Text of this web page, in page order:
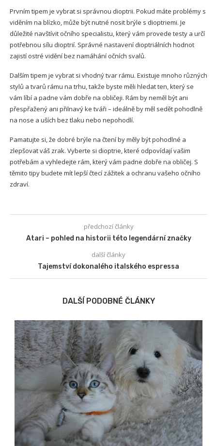
Prvním tipem je vybrat si správnou dioptrii. Pokud máte problémy s
viděním na blízko, může být nutné nosit brýle s dioptriemi. Je
důležité navštívit očního specialistu, který vám provede testy a určí
potřebnou sílu dioptrií. Správné nastavení dioptriálních hodnot
zajistí ostré vidění bez namáhání očních svalů.
Dalším tipem je vybrat si vhodný tvar rámu. Existuje mnoho různých
stylů a tvarů rámu na trhu, takže byste měli hledat ten, který se
vám líbí a padne vám dobře na obličeji. Rám by neměl být ani
přespřažený ani přilnavý ke tváři – ideálně by měl sedět pohodlně
na nose a uších bez tlaku nebo nepohodlí.
Pamatujte si, že dobré brýle na čtení by měly být pohodlné a
zlepšovat váš zrak. Vyberte si dioptrie, které odpovídají vašim
potřebám a vyhledejte rám, který vám padne dobře na obličej. S
těmito tipy budete mít lepší čtecí zážitek a ochranu vašeho očního
zdraví.
předchozí články
Atari – pohled na historii této legendární značky
další články
Tajemství dokonalého italského espressa
DALŠÍ PODOBNÉ ČLÁNKY